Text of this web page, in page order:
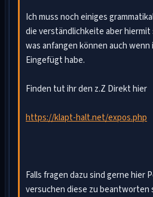
Ich muss noch einiges
die verständlichkeite aber
was anfangen können auch
Eingefügt habe.
Finden tut ihr den z.Z Direkt hier
https://klapt-halt.net/expos.php
Falls fragen dazu sind gerne hier
versuchen diese zu beantworten